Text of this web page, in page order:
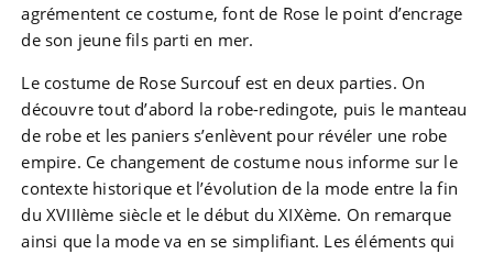
agrémentent ce costume, font de Rose le point d’encrage
de son jeune fils parti en mer.
Le costume de Rose Surcouf est en deux parties. On
découvre tout d’abord la robe-redingote, puis le manteau
de robe et les paniers s’enlèvent pour révéler une robe
empire. Ce changement de costume nous informe sur le
contexte historique et l’évolution de la mode entre la fin
du XVIIIème siècle et le début du XIXème. On remarque
ainsi que la mode va en se simplifiant. Les éléments qui